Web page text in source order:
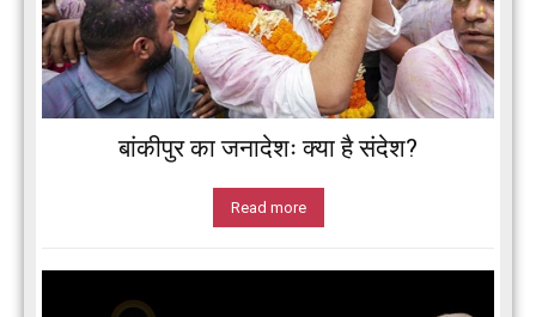
बांकीपुर का जनादेशः क्या है संदेश?
Read more